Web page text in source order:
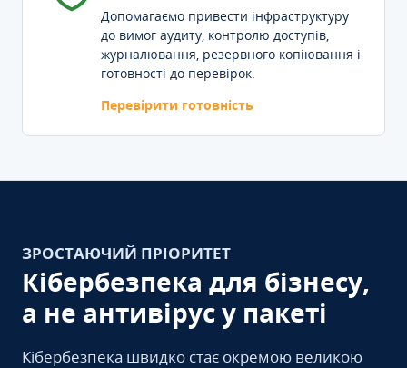
Допомагаємо привести інфраструктуру
до вимог аудиту, контролю доступів,
журналювання, резервного копіювання і
готовності до перевірок.
Перевірити готовність
ЗРОСТАЮЧИЙ ПРІОРИТЕТ
Кібербезпека для бізнесу,
а не антивірус у пакеті
Кібербезпека швидко стає окремою великою